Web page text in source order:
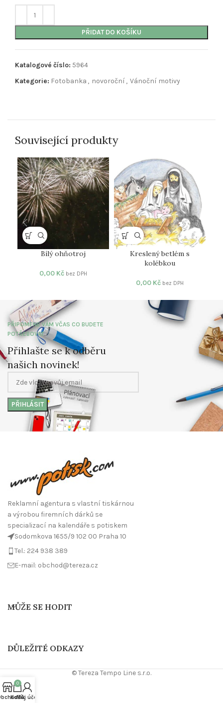
PŘIDAT DO KOŠÍKU
Katalogové číslo: 5964
Kategorie: Fotobanka , novoroční, Vánoční motivy
Související produkty
Bílý ohňotroj
0,00 Kč bez DPH
Kreslený betlém s
kolébkou
0,00 Kč bez DPH
PŘIPOMENE VÁM VČAS CO BUDETE
POTŘEBOVAT
Přihlašte se k odběru
našich novinek!
Reklamní agentura s vlastní tiskárnou
a výrobou firemních dárků se
specializací na kalendáře s potiskem
Sodomkova 1655/9 102 00 Praha 10
Tel.: 224 938 389
E-mail: obchod@tereza.cz
MŮŽE SE HODIT
DŮLEŽITÉ ODKAZY
© Tereza Tempo Line s.r.o.
0
Košík
Můj účet